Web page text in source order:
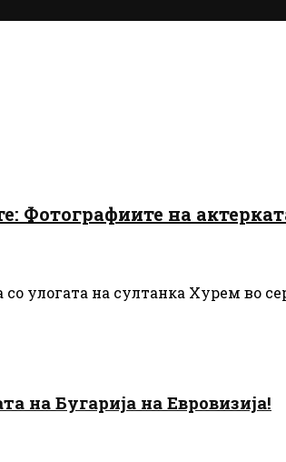
на
улогата на султанка Хурем во
на Бугарија на Евровизија!